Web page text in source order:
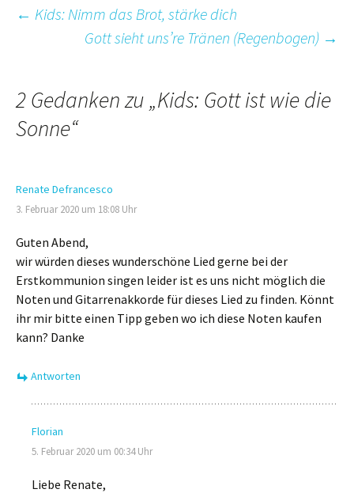
Beitrags-
← Kids: Nimm das Brot, stärke dich
Gott sieht uns’re Tränen (Regenbogen) →
2 Gedanken zu „Kids: Gott ist wie die
Sonne“
Renate Defrancesco
3. Februar 2020 um 18:08 Uhr
Guten Abend,
wir würden dieses wunderschöne Lied gerne bei der
Erstkommunion singen leider ist es uns nicht möglich die
Noten und Gitarrenakkorde für dieses Lied zu finden. Könnt
ihr mir bitte einen Tipp geben wo ich diese Noten kaufen
kann? Danke
Antworten
Florian
5. Februar 2020 um 00:34 Uhr
Liebe Renate,